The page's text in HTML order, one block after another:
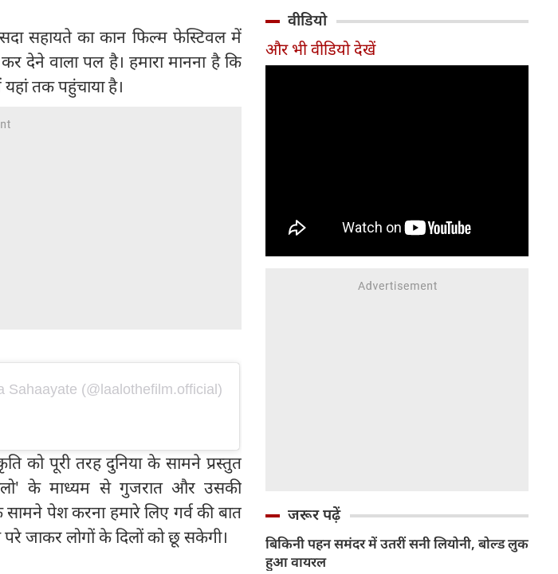
सहायते का कान फिल्म फेस्टिवल में
देने वाला पल है। हमारा मानना है कि
तक पहुंचाया है।
Sahaayate (@laalothefilm.official)
को पूरी तरह दुनिया के सामने प्रस्तुत
के माध्यम से गुजरात और उसकी
पेश करना हमारे लिए गर्व की बात
जाकर लोगों के दिलों को छू सकेगी।
और सुष्मिता सेन जैसी हस्तियों के
बाद अब 'गदर' फेम अभिनेत्री अमीषा
वीडियो
और भी वीडियो देखें
जरूर पढ़ें
बिकिनी पहन समंदर में उतरीं सनी लियोनी, बोल्ड लुक
हुआ वायरल